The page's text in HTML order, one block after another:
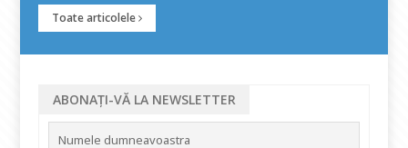
Toate articolele
ABONAȚI-VĂ LA NEWSLETTER